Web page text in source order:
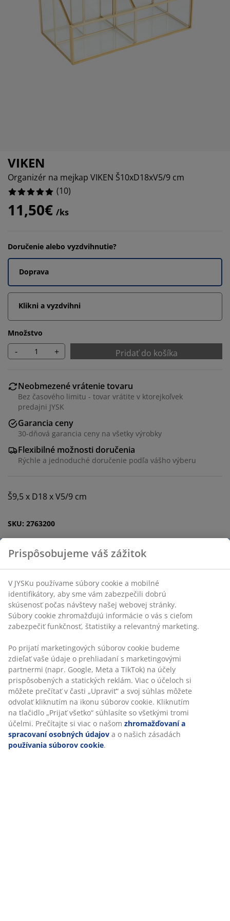
skrine
do spálne
s úložným priestorom
nábytku
osvetlenie
VIKEN
Organizér na mejkap VIKEN Š10xD18xV5/9 cm
(10)
11,50€ /ks
Doručenie alebo vyzdvihnutie?
Doprava
Klikni a vyzdvihni
Množstvo
- + Pridať do košíka
Neobmezené vrátenie tovaru
Bez časového limitu - tovar vrátite v ktorejkoľvek
predajni JYSK
Garancia ceny
30-dňová garancia ceny na všetky výrobky
Flexibilné možnosti doručenia
Rýchle a jednoduché doručenie podľa vášho výberu
Š9,5 x D18 x V5/9 cm
SKU: 2763200
Špecifikácie
Hodnotenia
(10)
Doprava
Prispôsobujeme váš zážitok
V JYSKu používame súbory cookie a mobilné
identifikátory, aby sme vám zabezpečili dobrú
skúsenosť počas návštevy našej webovej stránky.
Súbory cookie zhromažďujú informácie o vás s cieľom
zabezpečiť funkčnosť, štatistiky a relevantný marketing.
Po prijatí marketingových súborov cookie budeme
zdieľať vaše údaje o prehliadaní s marketingovými
partnermi (napr. Google, Meta a TikTok) na účely
prispôsobených a statických reklám. Viac o účeloch si
môžete prečítať v časti „Upraviť“ a svoj súhlas môžete
odvolať kliknutím na ikonu súborov cookie. Kliknutím
na tlačidlo „Prijať všetko“ súhlasíte so všetkými tromi
účelmi. Prečítajte si viac o našom zhromažďovaní a
spracovaní osobných údajov a o našich zásadách
používania súborov cookie.